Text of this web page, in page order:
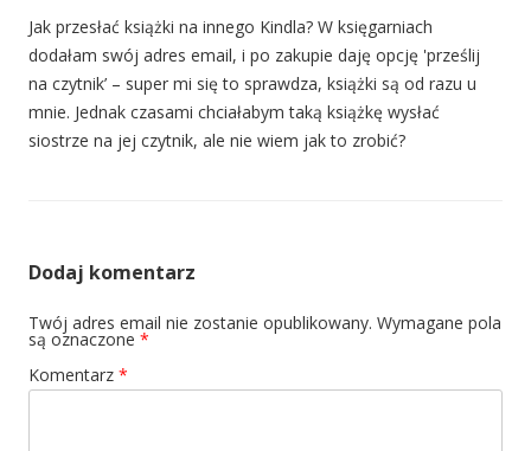
Jak przesłać książki na innego Kindla? W księgarniach
dodałam swój adres email, i po zakupie daję opcję 'prześlij
na czytnik’ – super mi się to sprawdza, książki są od razu u
mnie. Jednak czasami chciałabym taką książkę wysłać
siostrze na jej czytnik, ale nie wiem jak to zrobić?
Dodaj komentarz
Twój adres email nie zostanie opublikowany. Wymagane pola
są oznaczone *
Komentarz *